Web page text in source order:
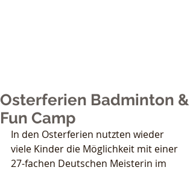
Osterferien Badminton &
Fun Camp
In den Osterferien nutzten wieder
viele Kinder die Möglichkeit mit einer
27-fachen Deutschen Meisterin im